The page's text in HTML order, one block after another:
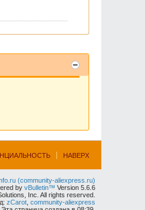
НАВЕРХ
(community-aliexpress.ru)
by vBulletin™ Version 5.6.6
Inc. All rights reserved.
zCarot community-aliexpress